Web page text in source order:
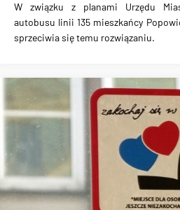
W związku z planami Urzędu
autobusu linii 135 mieszkańcy
sprzeciwia się temu rozwiązaniu.